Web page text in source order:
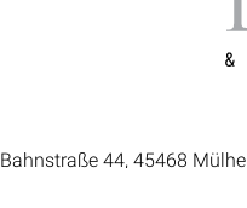
Bahnstraße 44, 45468